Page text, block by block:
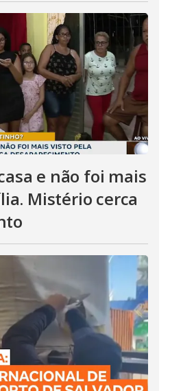
e não foi mais
Mistério cerca